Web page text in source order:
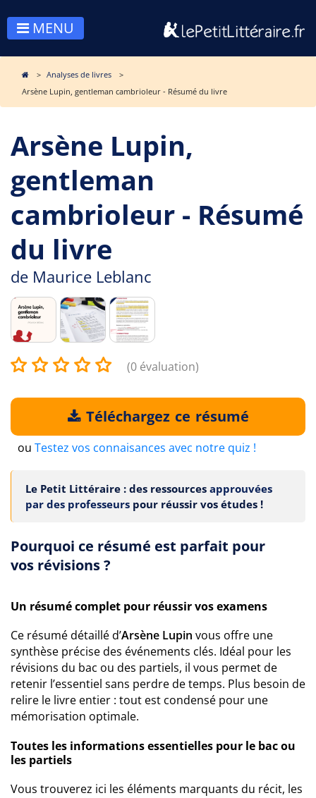
MENU
Analyses de livres
Arsène Lupin, gentleman cambrioleur - Résumé du livre
Arsène Lupin,
gentleman
cambrioleur - Résumé
du livre
de Maurice Leblanc
(0 évaluation)
Téléchargez ce résumé
ou Testez vos connaisances avec notre quiz !
Le Petit Littéraire : des ressources approuvées
par des professeurs pour réussir vos études !
Pourquoi ce résumé est parfait pour
vos révisions ?
Un résumé complet pour réussir vos examens
Ce résumé détaillé d’Arsène Lupin vous offre une
synthèse précise des événements clés. Idéal pour les
révisions du bac ou des partiels, il vous permet de
retenir l’essentiel sans perdre de temps. Plus besoin de
relire le livre entier : tout est condensé pour une
mémorisation optimale.
Toutes les informations essentielles pour le bac ou
les partiels
Vous trouverez ici les éléments marquants du récit, les